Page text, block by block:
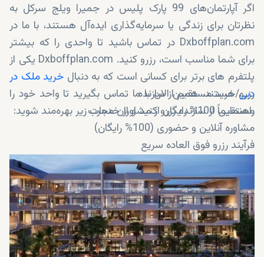
اگر آپارتمان‌های 99 پارک پلیس در جمیرا ویلج سرکل به
نظرتان برای زندگی یا سرمایه‌گذاری‌ ایده‌آل هستند، با ما در
Dxboffplan.com در تماس باشید تا واحدی را که بیشتر
برای شما مناسب است، رزرو کنید. Dxboffplan.com یکی از
پلتفرم های برتر برای کسانی است که به دنبال خرید ملک در
دبیهستند. همین الان با ما تماس بگیرید تا واحد خود را
مستقیماً از سازنده رزرو کنید و از خدمات زیر بهره‌مند شوید:
رزرو/خرید مستقیم از سازنده
راهنمایی 100% رایگان از مشاوران مجرب
مشاوره آنلاین و حضوری (100% رایگان)
فرآیند رزرو فوق العاده سریع